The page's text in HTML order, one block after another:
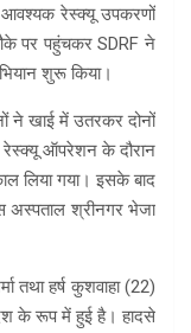
रेस्क्यू उपकरणों
पर पहुंचकर SDRF ने
शुरू किया।
ने खाई में उतरकर दोनों
रेस्क्यू ऑपरेशन के दौरान
लिया गया। इसके बाद
अस्पताल श्रीनगर भेजा
तथा हर्ष कुशवाहा (22)
के रूप में हुई है। हादसे